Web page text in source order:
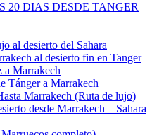
20 DIAS DESDE TANGER
al desierto del Sahara
al desierto fin en Tanger
a Marrakech
Tánger a Marrakech
Marrakech (Ruta de lujo)
desde Marrakech – Sahara